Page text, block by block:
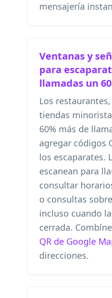
mensajería
Ventanas y
para
llamadas un
Los
tiendas
60% más de
agregar códigos
los escaparates.
escanean para
consultar
o consultas
incluso cuando
cerrada.
QR de Google
direcciones.